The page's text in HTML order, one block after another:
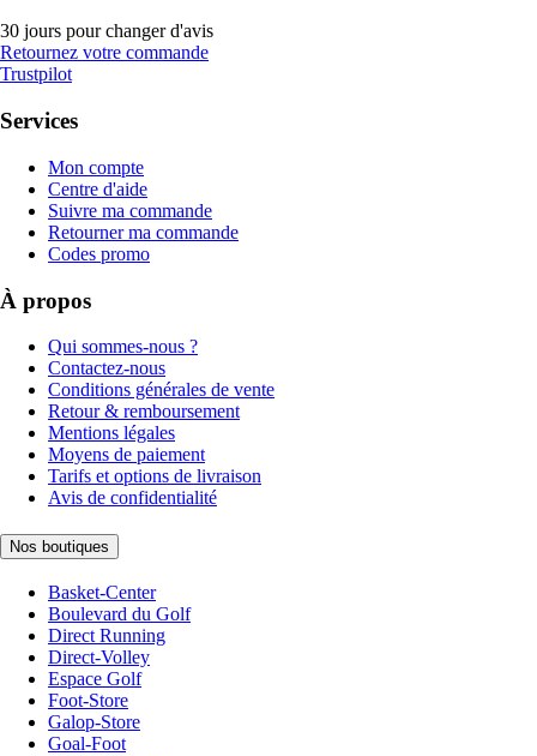
30 jours pour changer d'avis
Retournez votre commande
Trustpilot
Services
Mon compte
Centre d'aide
Suivre ma commande
Retourner ma commande
Codes promo
À propos
Qui sommes-nous ?
Contactez-nous
Conditions générales de vente
Retour & remboursement
Mentions légales
Moyens de paiement
Tarifs et options de livraison
Avis de confidentialité
Nos boutiques
Basket-Center
Boulevard du Golf
Direct Running
Direct-Volley
Espace Golf
Foot-Store
Galop-Store
Goal-Foot